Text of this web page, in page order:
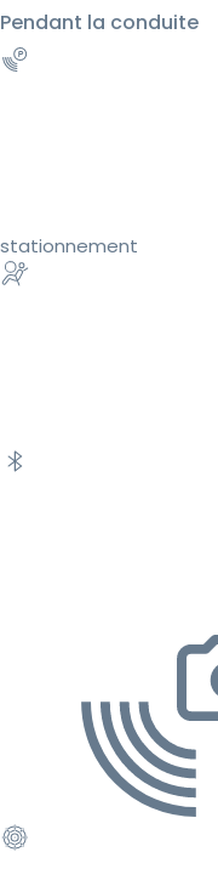
Pendant la conduite
stationnement